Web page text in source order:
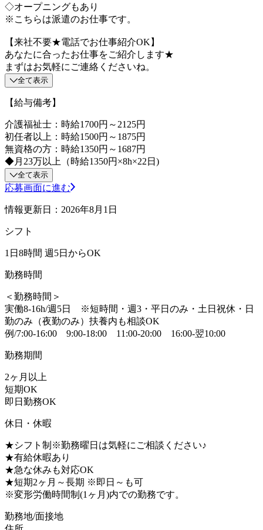
◇オープニングもあり
※こちらは派遣のお仕事です。
【来社不要★電話でお仕事紹介OK】
あなたに合ったお仕事をご紹介します★
まずはお気軽にご連絡くださいね。
全て表示
【給与備考】
介護福祉士：時給1700円～2125円
初任者以上：時給1500円～1875円
無資格の方：時給1350円～1687円
◆月23万以上（時給1350円×8h×22日)
全て表示
応募画面に進む
情報更新日：2026年8月1日
シフト
1日8時間 週5日からOK
勤務時間
＜勤務時間＞
実働8-16h/週5日 ※短時間・週3・平日のみ・土日祝休・日
勤のみ（夜勤のみ）扶養内も相談OK
例/7:00-16:00 9:00-18:00 11:00-20:00 16:00-翌10:00
勤務期間
2ヶ月以上
短期OK
即日勤務OK
休日・休暇
★シフト制※勤務曜日は気軽にご相談ください♪
★有給休暇あり
★急な休みも対応OK
★短期2ヶ月～長期 ※即日～も可
※変形労働時間制(1ヶ月)内での勤務です。
勤務地/面接地